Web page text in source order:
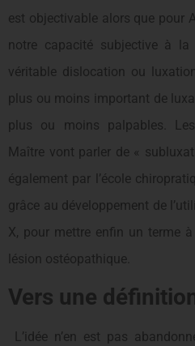
est objectivable alors que pour
notre capacité subjective à
véritable dislocation ou
plus ou moins important de
plus ou moins palpables.
Maître vont parler de «
également par l’école
grâce au développement de
X, pour mettre enfin un terme
lésion ostéopathique.
Vers une
L’idée n’en est pas